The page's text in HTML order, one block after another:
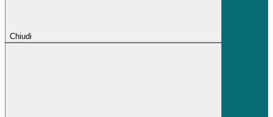
Chiudi